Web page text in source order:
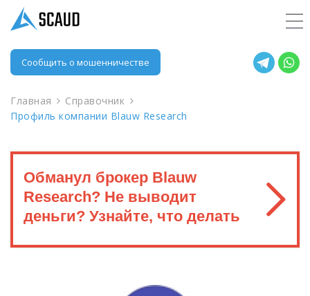
Сообщить о мошенничестве
Главная
Справочник
Профиль компании Blauw Research
Обманул брокер Blauw
Research? Не выводит
деньги? Узнайте, что делать